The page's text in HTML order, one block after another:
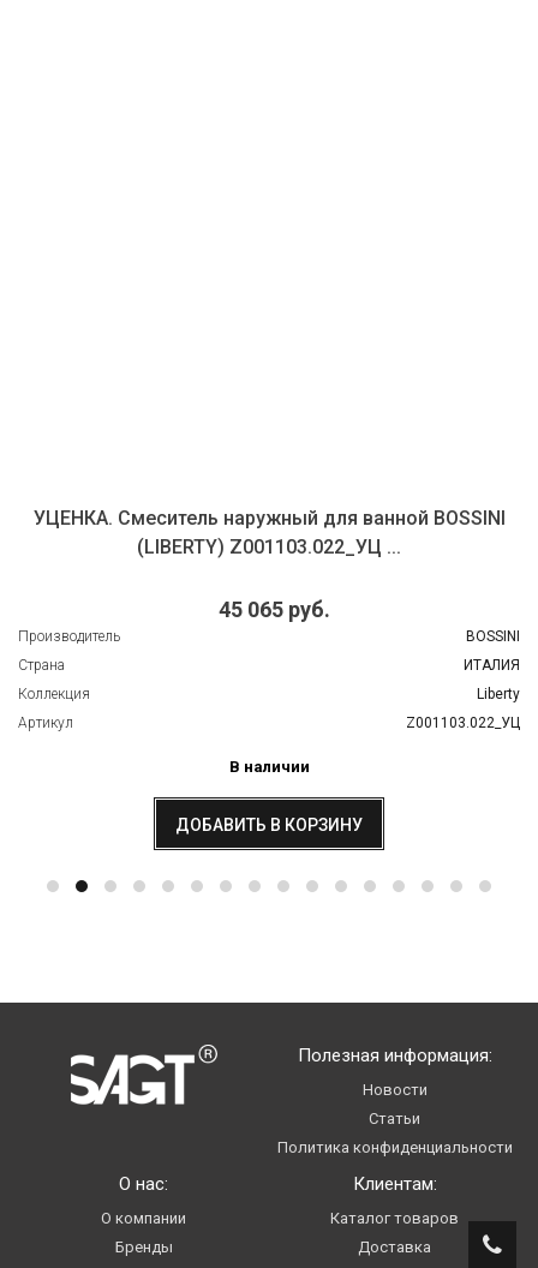
УЦЕНКА. Смеситель наружный для ванной BOSSINI
(LIBERTY) Z001103.022_УЦ ...
45 065 руб.
Производитель
BOSSINI
Страна
ИТАЛИЯ
Коллекция
Liberty
Артикул
Z001103.022_УЦ
В наличии
ДОБАВИТЬ В КОРЗИНУ
О нас:
О компании
Бренды
Клиентам:
Каталог товаров
Доставка
Полезная информация:
Новости
Статьи
Политика конфиденциальности